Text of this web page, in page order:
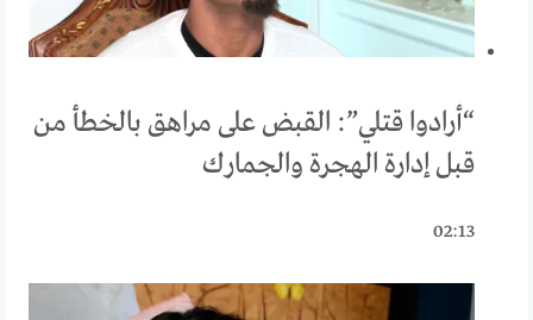
“أرادوا قتلي”: القبض على مراهق بالخطأ من
قبل إدارة الهجرة والجمارك
02:13